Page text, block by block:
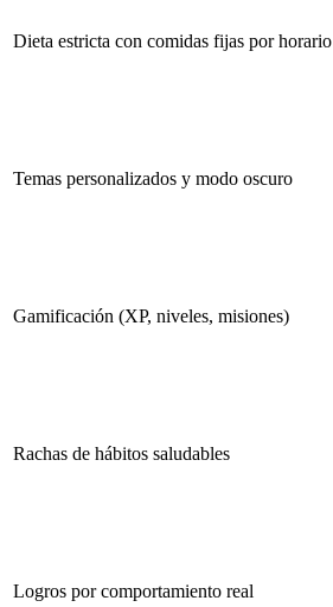
Dieta estricta con comidas fijas por horario
Temas personalizados y modo oscuro
Gamificación (XP, niveles, misiones)
Rachas de hábitos saludables
Logros por comportamiento real